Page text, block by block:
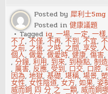
Posted by犀利士5mg
Posted in健康議題
Tagged ig,一場,一定,一樣
不了,不僅,不再,不到,不宜,
之前, 之後, 之時, 之間,享受,
個人,做愛,做愛時,健康,傷害,
,分鐘,利用, 到來, 到極點,制造
,厲害, 反應, 受到, 口交, 口腔,
因為,地獄,基礎,堪稱,場景,
女性,女性陰道,女方,如果,姿
威而鋼 四 分 之 一顆,威而鋼